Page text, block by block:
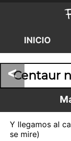
INICIO
<Centaur
Y llegamos al
se mire)